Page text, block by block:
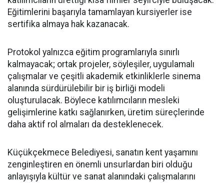
Eğitimlerini başarıyla tamamlayan kursiyerler ise
sertifika almaya hak kazanacak.
Protokol yalnızca eğitim programlarıyla sınırlı
kalmayacak; ortak projeler, söyleşiler, uygulamalı
çalışmalar ve çeşitli akademik etkinliklerle sinema
alanında sürdürülebilir bir iş birliği modeli
oluşturulacak. Böylece katılımcıların mesleki
gelişimlerine katkı sağlanırken, üretim süreçlerinde
daha aktif rol almaları da desteklenecek.
Küçükçekmece Belediyesi, sanatın kent yaşamını
zenginleştiren en önemli unsurlardan biri olduğu
anlayışıyla kültür ve sanat alanındaki çalışmalarını